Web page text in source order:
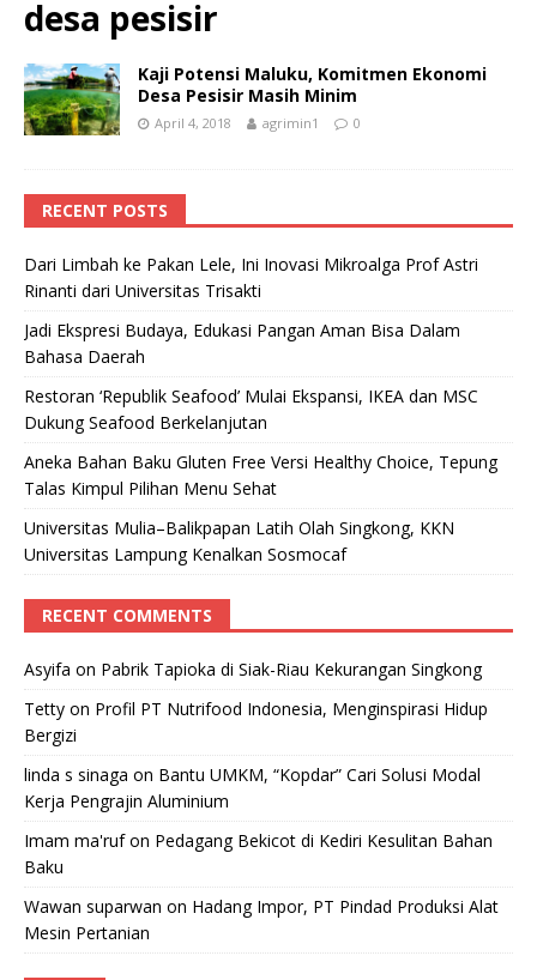
desa pesisir
Kaji Potensi Maluku, Komitmen Ekonomi
Desa Pesisir Masih Minim
April 4, 2018 agrimin1 0
RECENT POSTS
Dari Limbah ke Pakan Lele, Ini Inovasi Mikroalga Prof Astri
Rinanti dari Universitas Trisakti
Jadi Ekspresi Budaya, Edukasi Pangan Aman Bisa Dalam
Bahasa Daerah
Restoran ‘Republik Seafood’ Mulai Ekspansi, IKEA dan MSC
Dukung Seafood Berkelanjutan
Aneka Bahan Baku Gluten Free Versi Healthy Choice, Tepung
Talas Kimpul Pilihan Menu Sehat
Universitas Mulia–Balikpapan Latih Olah Singkong, KKN
Universitas Lampung Kenalkan Sosmocaf
RECENT COMMENTS
Asyifa on Pabrik Tapioka di Siak-Riau Kekurangan Singkong
Tetty on Profil PT Nutrifood Indonesia, Menginspirasi Hidup
Bergizi
linda s sinaga on Bantu UMKM, “Kopdar” Cari Solusi Modal
Kerja Pengrajin Aluminium
Imam ma'rufon Pedagang Bekicot di Kediri Kesulitan Bahan
Baku
Wawan suparwan on Hadang Impor, PT Pindad Produksi Alat
Mesin Pertanian